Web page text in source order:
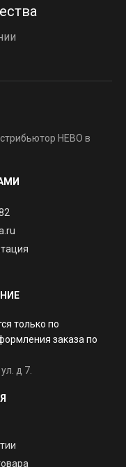
HEBO в
только по
заказа по
д 7.